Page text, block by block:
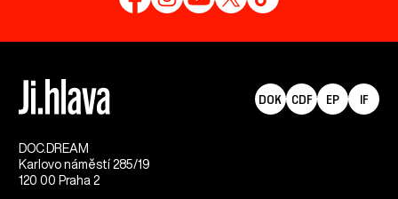
DOC.DREAM​
Karlovo náměstí 285/19
120 00 Praha 2
DOK CDF EP IF